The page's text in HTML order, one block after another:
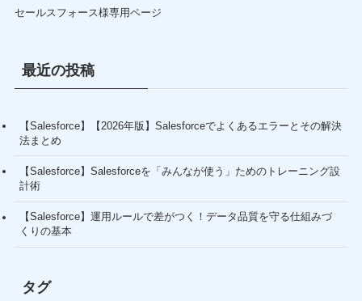
セールスフォース様専用ページ
最近の投稿
【Salesforce】【2026年版】Salesforceでよくあるエラーとその解決
法まとめ
【Salesforce】Salesforceを「みんなが使う」ためのトレーニング設
計術
【Salesforce】運用ルールで差がつく！データ品質を守る仕組みづ
くりの基本
タグ